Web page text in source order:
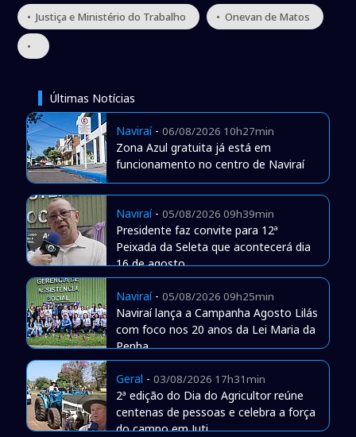
• Justiça e Ministério do Trabalho • Onevan de Matos
•
Últimas Notícias
Naviraí- 06/08/2026 10h27min
Zona Azul gratuita já está em
funcionamento no centro de Naviraí
Naviraí- 05/08/2026 09h39min
Presidente faz convite para 12ª
Peixada da Seleta que acontecerá dia
16 de agosto
Naviraí- 05/08/2026 09h25min
Naviraí lança a Campanha Agosto Lilás
com foco nos 20 anos da Lei Maria da
Penha
Geral - 03/08/2026 17h31min
2ª edição do Dia do Agricultor reúne
centenas de pessoas e celebra a força
do campo em Juti